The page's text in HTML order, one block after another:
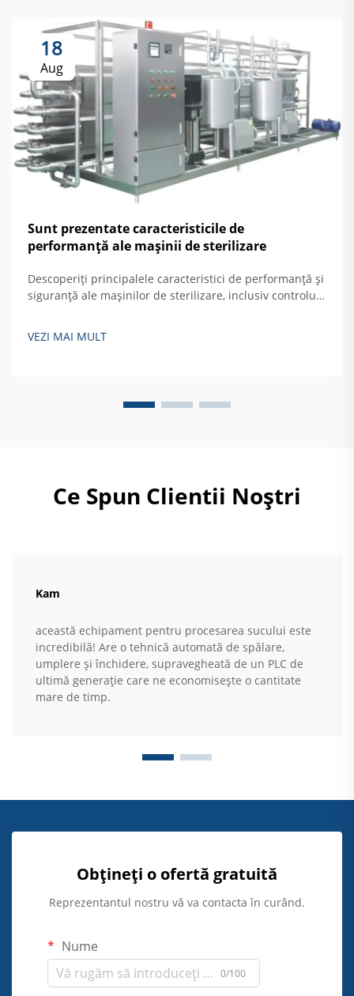
18
Aug
Sunt prezentate caracteristicile de
performanță ale mașinii de sterilizare
Descoperiți principalele caracteristici de performanță și
siguranță ale mașinilor de sterilizare, inclusiv controlul
sterilizare sigură și eficientă a oglinzilor rigide. Citiți mai
VEZI MAI MULT
Ce Spun Clientii Noștri
Kam
această echipament pentru procesarea sucului este
incredibilă! Are o tehnică automată de spălare,
umplere și închidere, supravegheată de un PLC de
ultimă generație care ne economisește o cantitate
mare de timp.
Obțineți o ofertă gratuită
Reprezentantul nostru vă va contacta în curând.
Nume
0/100